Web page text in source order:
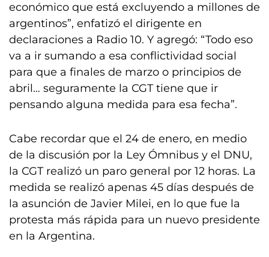
económico que está excluyendo a millones de
argentinos”, enfatizó el dirigente en
declaraciones a Radio 10. Y agregó: “Todo eso
va a ir sumando a esa conflictividad social
para que a finales de marzo o principios de
abril… seguramente la CGT tiene que ir
pensando alguna medida para esa fecha”.
Cabe recordar que el 24 de enero, en medio
de la discusión por la Ley Ómnibus y el DNU,
la CGT realizó un paro general por 12 horas. La
medida se realizó apenas 45 días después de
la asunción de Javier Milei, en lo que fue la
protesta más rápida para un nuevo presidente
en la Argentina.